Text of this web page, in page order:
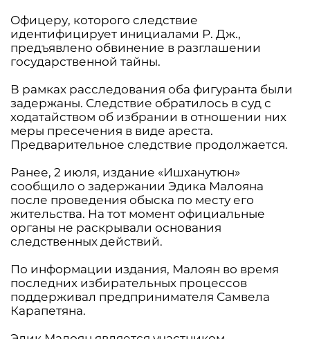
Офицеру, которого следствие
идентифицирует инициалами Р. Дж.,
предъявлено обвинение в разглашении
государственной тайны.
В рамках расследования оба фигуранта были
задержаны. Следствие обратилось в суд с
ходатайством об избрании в отношении них
меры пресечения в виде ареста.
Предварительное следствие продолжается.
Ранее, 2 июля, издание «Ишханутюн»
сообщило о задержании Эдика Малояна
после проведения обыска по месту его
жительства. На тот момент официальные
органы не раскрывали основания
следственных действий.
По информации издания, Малоян во время
последних избирательных процессов
поддерживал предпринимателя Самвела
Карапетяна.